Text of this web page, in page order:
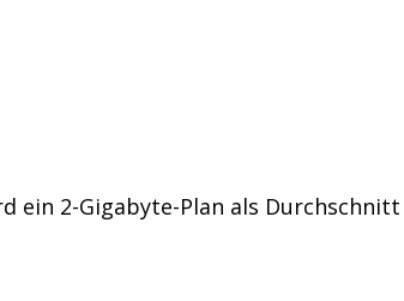
ein 2-Gigabyte-Plan als Durchschnitt